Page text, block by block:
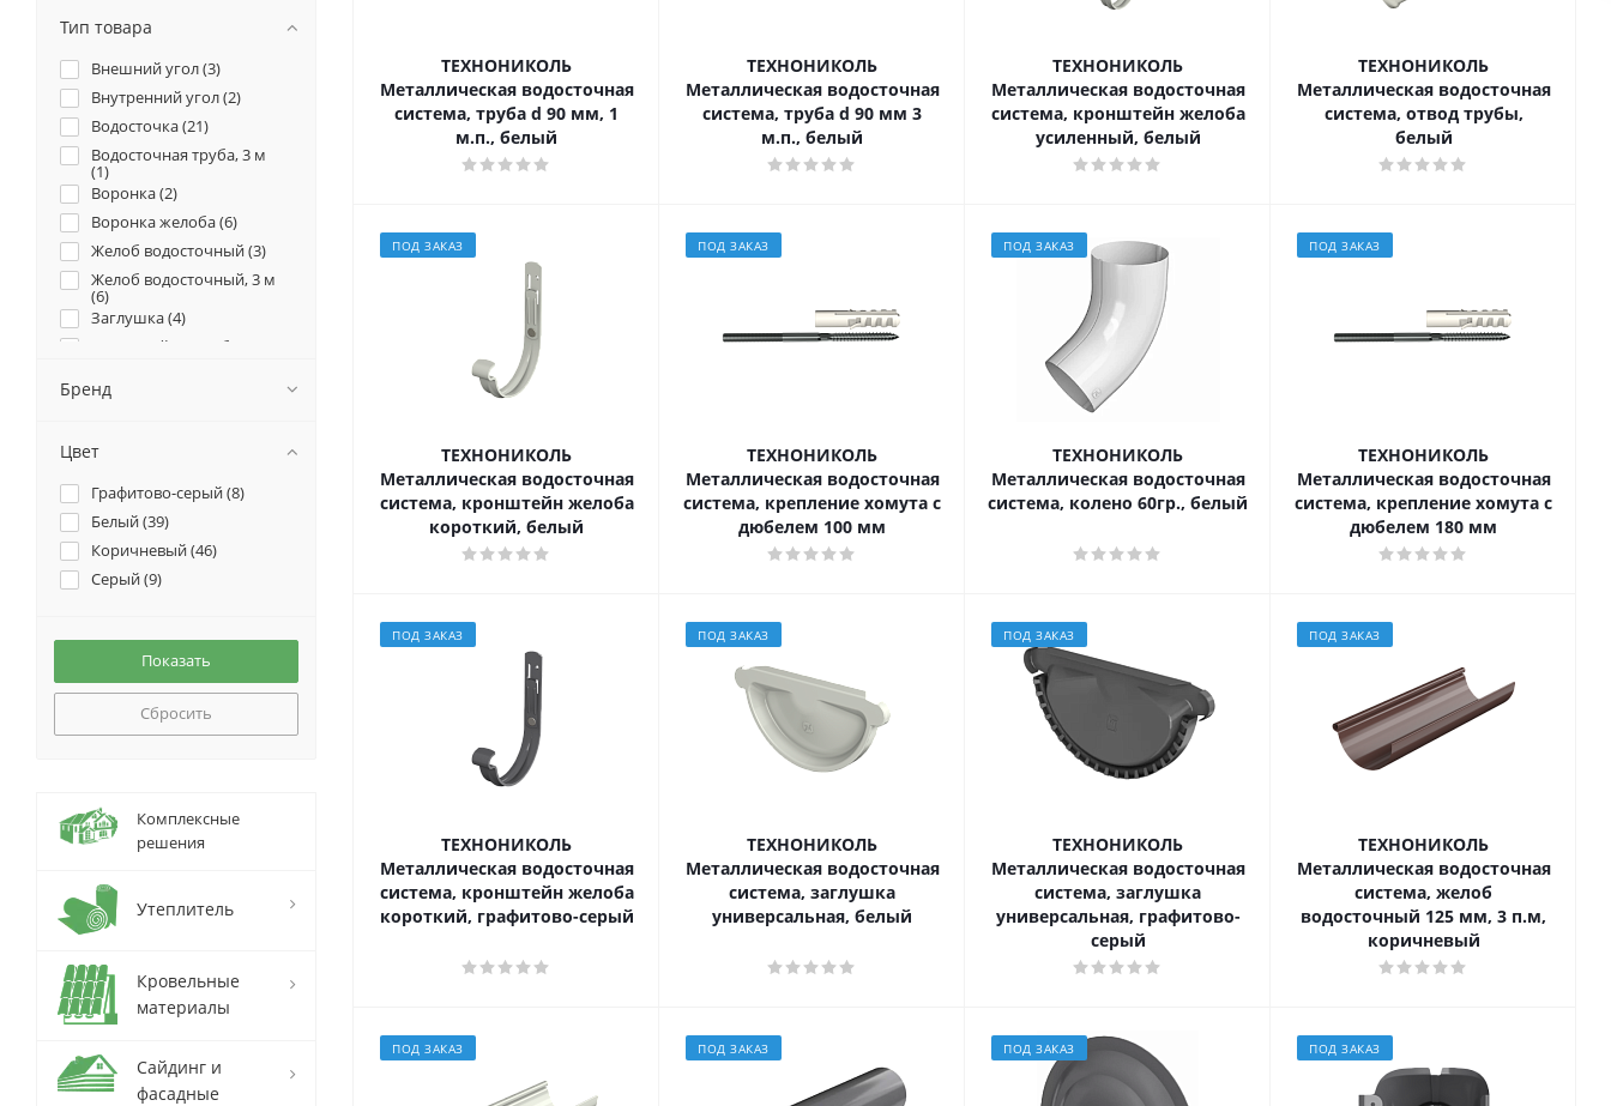
ТЕХНОНИКОЛЬ
Металлическая водосточная
система, труба d 90 мм, 1
м.п., белый
ТЕХНОНИКОЛЬ
Металлическая водосточная
система, труба d 90 мм 3
м.п., белый
ТЕХНОНИКОЛЬ
Металлическая водосточная
система, кронштейн желоба
усиленный, белый
ТЕХНОНИКОЛЬ
Металлическая водосточная
система, отвод трубы,
белый
ПОД ЗАКАЗ
ТЕХНОНИКОЛЬ
Металлическая водосточная
система, кронштейн желоба
короткий, белый
ПОД ЗАКАЗ
ТЕХНОНИКОЛЬ
Металлическая водосточная
система, крепление хомута с
дюбелем 100 мм
ПОД ЗАКАЗ
ТЕХНОНИКОЛЬ
Металлическая водосточная
система, колено 60гр., белый
ПОД ЗАКАЗ
ТЕХНОНИКОЛЬ
Металлическая водосточная
система, крепление хомута с
дюбелем 180 мм
ПОД ЗАКАЗ
ТЕХНОНИКОЛЬ
Металлическая водосточная
система, кронштейн желоба
короткий, графитово-серый
ПОД ЗАКАЗ
ТЕХНОНИКОЛЬ
Металлическая водосточная
система, заглушка
универсальная, белый
ПОД ЗАКАЗ
ТЕХНОНИКОЛЬ
Металлическая водосточная
система, заглушка
универсальная, графитово-
серый
ПОД ЗАКАЗ
ТЕХНОНИКОЛЬ
Металлическая водосточная
система, желоб
водосточный 125 мм, 3 п.м,
коричневый
ПОД ЗАКАЗ ПОД ЗАКАЗ ПОД ЗАКАЗ ПОД ЗАКАЗ
Тип товара
Внешний угол (3)
Внутренний угол (2)
Водосточка (21)
Водосточная труба, 3 м
(1)
Воронка (2)
Воронка желоба (6)
Желоб водосточный (3)
Желоб водосточный, 3 м
(6)
Заглушка (4)
Кронштейн желоба
Кронштейн желоба
пластик (
Отвод трубы (
Слив трубы (2)
Соединитель желобов (
Труба водосточная (
Угол желоба (
Бренд
Цвет
Графитово-серый (8)
Белый (39)
Коричневый (46)
Серый (9)
Сбросить
Комплексные
решения
Утеплитель
Кровельные
материалы
Сайдинг и
фасадные